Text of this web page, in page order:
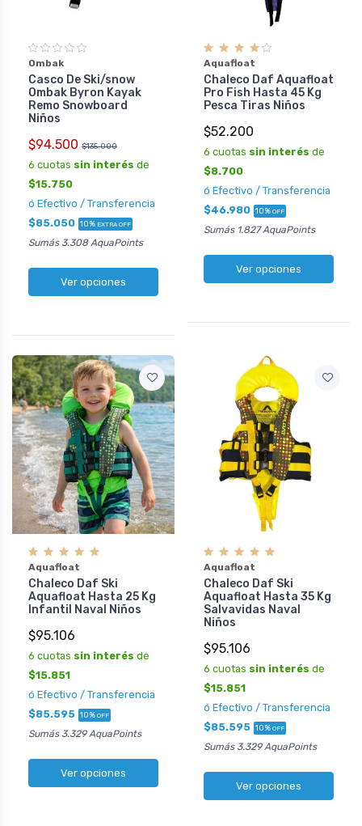
Ombak
Casco De Ski/snow
Ombak Byron Kayak
Remo Snowboard
Niños
$94.500 $135.000
6 cuotas sin interés de
$15.750
ó Efectivo / Transferencia
$85.050 10% EXTRA OFF
Sumás 3.308 AquaPoints
Ver opciones
Aquafloat
Chaleco Daf Aquafloat
Pro Fish Hasta 45 Kg
Pesca Tiras Niños
$52.200
6 cuotas sin interés de
$8.700
ó Efectivo / Transferencia
$46.980 10% OFF
Sumás 1.827 AquaPoints
Ver opciones
Aquafloat
Chaleco Daf Ski
Aquafloat Hasta 25 Kg
Infantil Naval Niños
$95.106
6 cuotas sin interés de
$15.851
ó Efectivo / Transferencia
$85.595 10% OFF
Sumás 3.329 AquaPoints
Ver opciones
Aquafloat
Chaleco Daf Ski
Aquafloat Hasta 35 Kg
Salvavidas Naval
Niños
$95.106
6 cuotas sin interés de
$15.851
ó Efectivo / Transferencia
$85.595 10% OFF
Sumás 3.329 AquaPoints
Ver opciones